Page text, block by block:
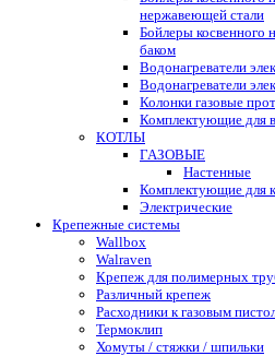
нержавеющей стали
Бойлеры косвенного
баком
Водонагреватели
Водонагреватели
Колонки газовые
Комплектующие для
КОТЛЫ
ГАЗОВЫЕ
Настенные
Комплектующие для
Электрические
Крепежные системы
Wallbox
Walraven
Крепеж для полимерных
Различный крепеж
Расходники к газовым
Термоклип
Хомуты / стяжки / шпильки